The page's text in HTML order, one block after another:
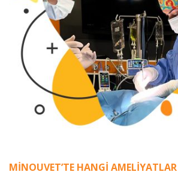
MİNOUVET’TE HANGİ